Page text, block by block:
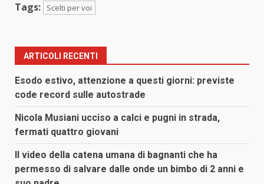
Tags: Scelti per voi
ARTICOLI RECENTI
Esodo estivo, attenzione a questi giorni: previste
code record sulle autostrade
Nicola Musiani ucciso a calci e pugni in strada,
fermati quattro giovani
Il video della catena umana di bagnanti che ha
permesso di salvare dalle onde un bimbo di 2 anni e